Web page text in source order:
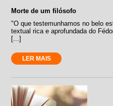
Morte de um filósofo
"O que testemunhamos no belo
textual rica e aprofundada do
[...]
LER MAIS